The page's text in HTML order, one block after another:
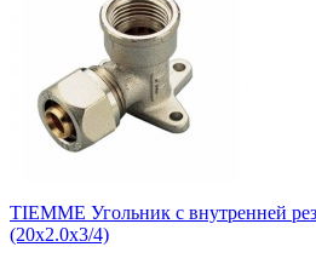
TIEMME Угольник с внутренней
(20х2.0х3/4)